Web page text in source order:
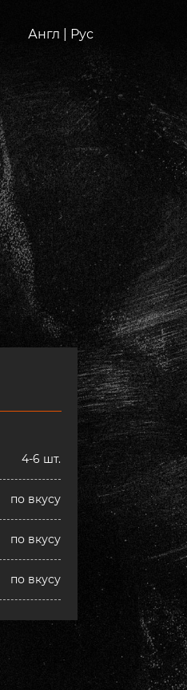
Англ Рус
4-6 шт.
по вкусу
по вкусу
по вкусу